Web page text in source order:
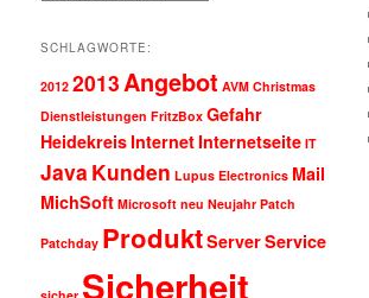
SCHLAGWORTE:
2012 2013Angebot AVM Christmas
Dienstleistungen FritzBox Gefahr
Heidekreis Internet Internetseite IT
Java Kunden Lupus Electronics Mail
MichSoft Microsoft neu Neujahr Patch
Patchday ProduktServerService
Sicherheit